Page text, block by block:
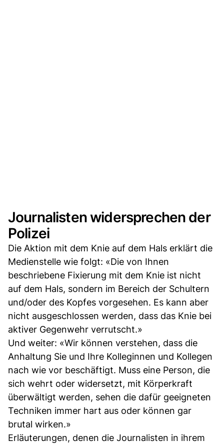
Journalisten widersprechen der
Polizei
Die Aktion mit dem Knie auf dem Hals erklärt die
Medienstelle wie folgt: «Die von Ihnen
beschriebene Fixierung mit dem Knie ist nicht
auf dem Hals, sondern im Bereich der Schultern
und/oder des Kopfes vorgesehen. Es kann aber
nicht ausgeschlossen werden, dass das Knie bei
aktiver Gegenwehr verrutscht.»
Und weiter: «Wir können verstehen, dass die
Anhaltung Sie und Ihre Kolleginnen und Kollegen
nach wie vor beschäftigt. Muss eine Person, die
sich wehrt oder widersetzt, mit Körperkraft
überwältigt werden, sehen die dafür geeigneten
Techniken immer hart aus oder können gar
brutal wirken.»
Erläuterungen, denen die Journalisten in ihrem